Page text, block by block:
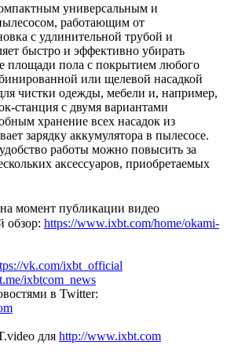
универсальным и
работающим от
с удлинительной трубой и
быстро и эффективно убирать
площади пола с покрытием любого
или щелевой насадкой
чистки одежды, мебели и, например,
станция с двумя вариантами
хранение всех насадок из
зарядку аккумулятора в пылесосе.
работы можно повысить за
аксессуаров, приобретаемых
момент публикации видео
обзор: https://www.ixbt.com/home/okami-
vk.com/ixbt_official
ixbtcom_news
в Twitter:
для http://www.ixbt.com